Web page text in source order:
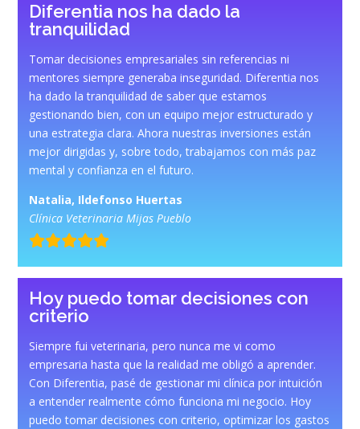
Diferentia nos ha dado la
tranquilidad
Tomar decisiones empresariales sin referencias ni
mentores siempre generaba inseguridad. Diferentia nos
ha dado la tranquilidad de saber que estamos
gestionando bien, con un equipo mejor estructurado y
una estrategia clara. Ahora nuestras inversiones están
mejor dirigidas y, sobre todo, trabajamos con más paz
mental y confianza en el futuro.
Natalia, Ildefonso Huertas
Clínica Veterinaria Mijas Pueblo
Hoy puedo tomar decisiones con
criterio
Siempre fui veterinaria, pero nunca me vi como
empresaria hasta que la realidad me obligó a aprender.
Con Diferentia, pasé de gestionar mi clínica por intuición
a entender realmente cómo funciona mi negocio. Hoy
puedo tomar decisiones con criterio, optimizar los gastos